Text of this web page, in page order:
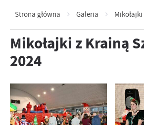
Strona główna Galeria Mikołajki
Mikołajki z Krainą
2024